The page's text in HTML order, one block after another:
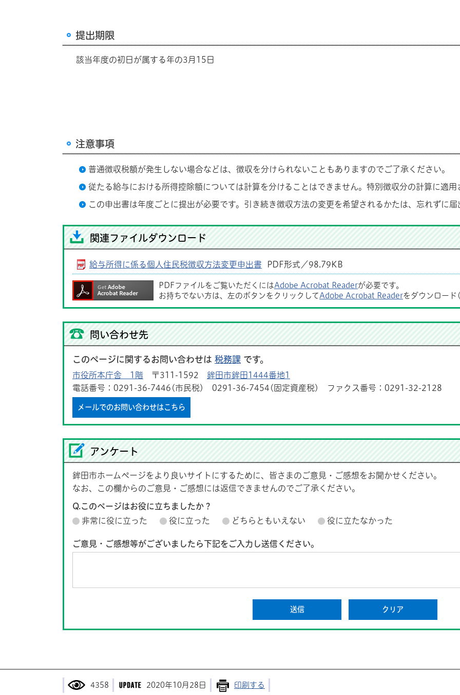
提出期限
該当年度の初日が属する年の3月15日
注意事項
普通徴収税額が発生しない場合などは、徴収を分けられないこともありますのでご了承ください。
従たる給与における所得控除額については計算を分けることはできません。特別徴収分の計算に適用
この申出書は年度ごとに提出が必要です。引き続き徴収方法の変更を希望されるかたは、忘れずに届
関連ファイルダウンロード
給与所得に係る個人住民税徴収方法変更申出書 PDF形式／98.79KB
PDFファイルをご覧いただくにはAdobe Acrobat Readerが必要です。
お持ちでない方は、左のボタンをクリックして Adobe Acrobat Readerをダウンロード
問い合わせ先
このページに関するお問い合わせは 税務課 です。
市役所本庁舎 1階 〒311-1592 鉾田市鉾田1444番地1
電話番号：0291-36-7446(市民税) 0291-36-7454(固定資産税) ファクス番号：0291-32-2128
メールでのお問い合わせはこちら
アンケート
鉾田市ホームページをより良いサイトにするために、皆さまのご意見・ご感想をお聞かせください。
なお、この欄からのご意見・ご感想には返信できませんのでご了承ください。
Q.このページはお役に立ちましたか？
非常に役に立った
役に立った どちらともいえない 役に立たなかった
ご意見・ご感想等がございましたら下記をご入力し送信ください。
4358 2020年10月28日 印刷する